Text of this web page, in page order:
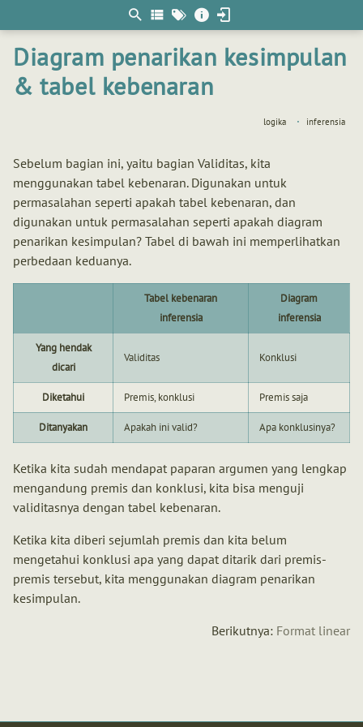
Diagram penarikan kesimpulan
& tabel kebenaran
logika inferensia
Sebelum bagian ini, yaitu bagian Validitas, kita
menggunakan tabel kebenaran. Digunakan untuk
permasalahan seperti apakah tabel kebenaran, dan
digunakan untuk permasalahan seperti apakah diagram
penarikan kesimpulan? Tabel di bawah ini memperlihatkan
perbedaan keduanya.
Tabel kebenaran
inferensia
Diagram
inferensia
Yang hendak
dicari
Validitas Konklusi
Diketahui Premis, konklusi Premis saja
Ditanyakan Apakah ini valid? Apa konklusinya?
Ketika kita sudah mendapat paparan argumen yang lengkap
mengandung premis dan konklusi, kita bisa menguji
validitasnya dengan tabel kebenaran.
Ketika kita diberi sejumlah premis dan kita belum
mengetahui konklusi apa yang dapat ditarik dari premis-
premis tersebut, kita menggunakan diagram penarikan
kesimpulan.
Berikutnya: Format linear
matematis